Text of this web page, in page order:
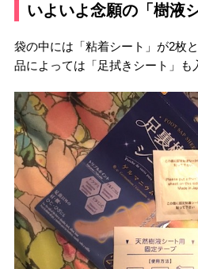
いよいよ念願の「樹液
袋の中には「粘着シート」が2枚
品によっては「足拭きシート」も